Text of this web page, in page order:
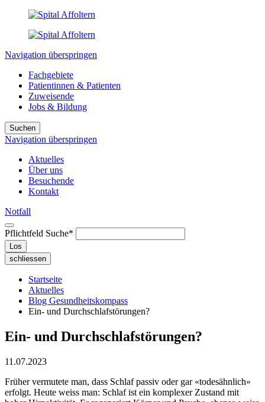
Navigation überspringen
Fachgebiete
Patientinnen & Patienten
Zuweisende
Jobs & Bildung
Suchen
Navigation überspringen
Aktuelles
Über uns
Besuchende
Kontakt
Notfall
Pflichtfeld Suche*
Los
schliessen
Startseite
Aktuelles
Blog Gesundheitskompass
Ein- und Durchschlafstörungen?
Ein- und Durchschlafstörungen?
11.07.2023
Früher vermutete man, dass Schlaf passiv oder gar «todesähnlich»
erfolgt. Heute weiss man: Schlaf ist ein komplexer Zustand mit